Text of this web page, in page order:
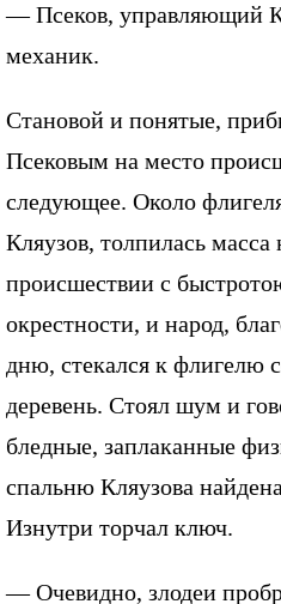
— Псеков, управляющий
механик.
Становой и понятые,
Псековым на место
следующее. Около
Кляузов, толпилась масса
происшествии с
окрестности, и народ,
дню, стекался к флигелю
деревень. Стоял шум и
бледные, заплаканные
спальню Кляузова
Изнутри торчал ключ.
— Очевидно, злодеи